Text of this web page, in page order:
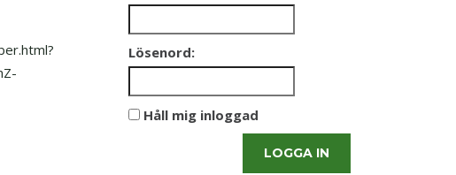
Lösenord:
Håll mig inloggad
LOGGA IN